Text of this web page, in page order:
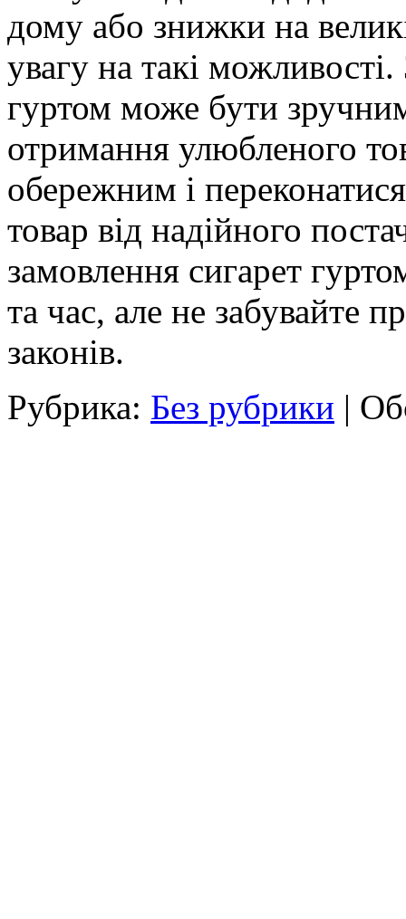
дому або знижки на
увагу на такі
гуртом може бути
отримання улюбленого
обережним і
товар від надійного
замовлення сигарет
та час, але не забувайте
законів.
Рубрика: Без рубрики |